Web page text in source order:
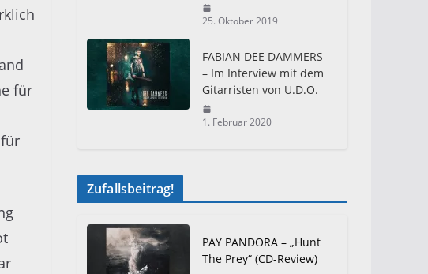
für
25. Oktober 2019
FABIAN DEE DAMMERS
– Im Interview mit dem
Gitarristen von U.D.O.
1. Februar 2020
Zufallsbeitrag!
PAY PANDORA – „Hunt
The Prey“ (CD-Review)